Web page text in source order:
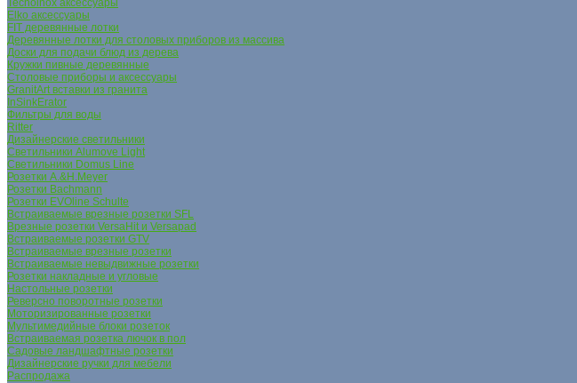
Elko аксессуары
FIT деревянные лотки
Деревянные лотки для столовых приборов из массива
Доски для подачи блюд из дерева
Кружки пивные деревянные
Столовые приборы и аксессуары
GranitArt вставки из гранита
InSinkErator
Фильтры для воды
Ritter
Дизайнерские светильники
Светильники Alumove Light
Светильники Domus Line
Розетки A.&H.Meyer
Розетки Bachmann
Розетки EVOline Schulte
Встраиваемые врезные розетки SFL
Врезные розетки VersaHit и Versapad
Встраиваемые розетки GTV
Встраиваемые врезные розетки
Встраиваемые невыдвижные розетки
Розетки накладные и угловые
Настольные розетки
Реверсно поворотные розетки
Моторизированные розетки
Мультимедийные блоки розеток
Встраиваемая розетка лючок в пол
Садовые ландшафтные розетки
Дизайнерские ручки для мебели
Распродажа